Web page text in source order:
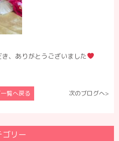
、ありがとうございました
覧へ戻る 次のブログへ>
ゴリー